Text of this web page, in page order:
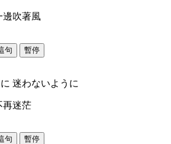
邊吹著風
句 暫停
迷わないように
再迷茫
句 暫停